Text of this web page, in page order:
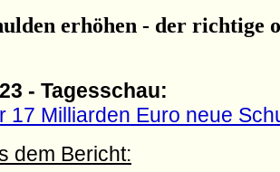
erhöhen - der richtige
- Tagesschau:
17 Milliarden Euro neue
dem Bericht: